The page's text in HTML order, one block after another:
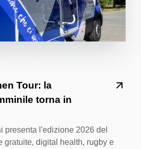
Tour: la
torna in
presenta l'edizione 2026 del
gratuite, digital health, rugby e